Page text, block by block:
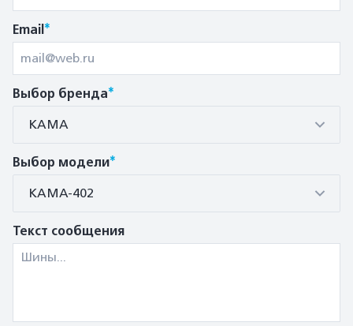
Email*
Выбор бренда*
КАМА
Выбор модели*
КАМА-402
Текст сообщения